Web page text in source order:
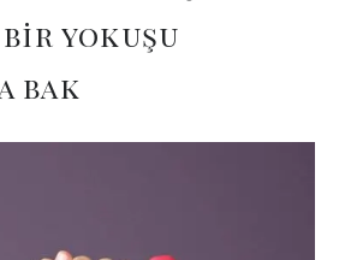
yokuşu
bak